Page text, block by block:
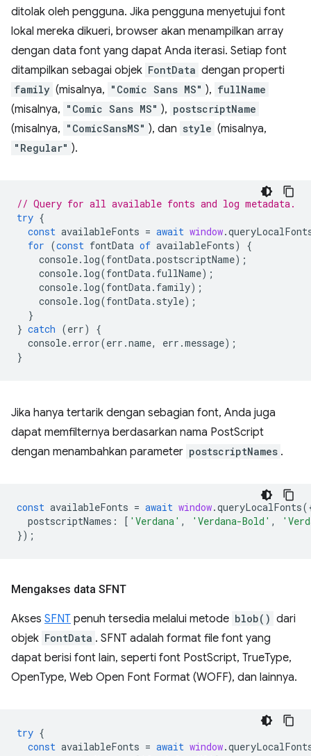
ditolak oleh pengguna. Jika pengguna menyetujui font
lokal mereka dikueri, browser akan menampilkan array
dengan data font yang dapat Anda iterasi. Setiap font
ditampilkan sebagai objek FontData dengan properti
family (misalnya, "Comic Sans MS" ), fullName
(misalnya, "Comic Sans MS" ), postscriptName
(misalnya, "ComicSansMS" ), dan style (misalnya,
"Regular" ).
// Query for all available fonts and log metadata.
try {
const availableFonts = await window.
for (const fontData of availableFonts)
{
console. log(fontData.postscriptName);
console. log(fontData. fullName);
console. log(fontData. family);
console. log(fontData. style);
}
} catch (err)
{
console. error(err .name, err .message);
}
Jika hanya tertarik dengan sebagian font, Anda juga
dapat memfilternya berdasarkan nama PostScript
dengan menambahkan parameter postscriptNames .
const availableFonts = await window.queryLocalFonts
postscriptNames : [ 'Verdana' , 'Verdana-Bold' ,
});
Mengakses data SFNT
Akses SFNT penuh tersedia melalui metode blob() dari
objek FontData . SFNT adalah format file font yang
dapat berisi font lain, seperti font PostScript, TrueType,
OpenType, Web Open Font Format (WOFF), dan lainnya.
try {
const availableFonts = await window.